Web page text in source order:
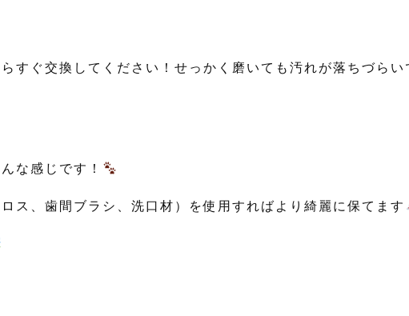
すぐ交換してください！せっかく磨いても汚れが落ちづらい
な感じです！
ス、歯間ブラシ、洗口材）を使用すればより綺麗に保てます